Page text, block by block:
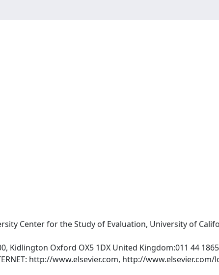
Center for the Study of Evaluation, University of
Kidlington Oxford OX5 1DX United Kingdom:011 44
http://www.elsevier.com, http://www.elsevier.com/